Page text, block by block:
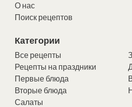
О нас
Поиск рецептов
Категории
Все рецепты
Рецепты на праздники
Первые блюда
Вторые блюда
Салаты